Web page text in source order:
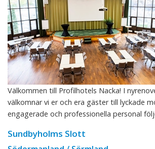
Välkommen till Profilhotels Nacka! I
välkomnar vi er och era gäster till lyckade
engagerade och professionella personal
Sundbyholms Slott